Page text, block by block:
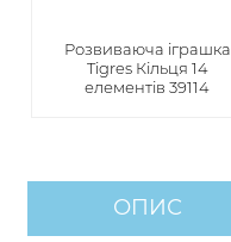
Розвиваюча іграшка
Tigres Кільця 14
елементів 39114
ОПИС